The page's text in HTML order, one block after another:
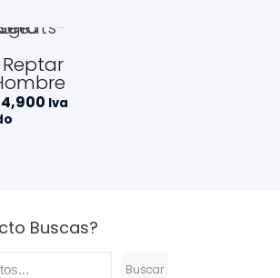
$64,900
Rango
Iva
Buscas?
Buscar